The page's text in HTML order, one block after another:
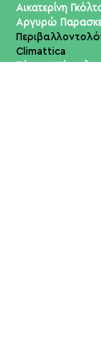
Αικατερίνη
Αργυρώ
Climattica